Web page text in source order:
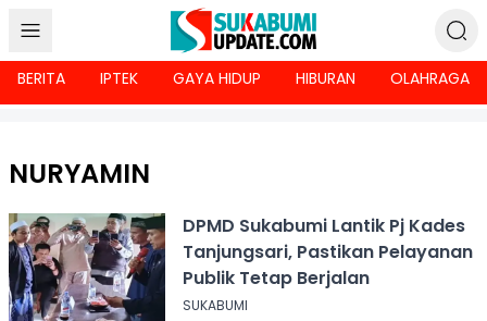
BERITA IPTEK GAYA HIDUP HIBURAN OLAHRAGA
NURYAMIN
DPMD Sukabumi Lantik Pj Kades
Tanjungsari, Pastikan Pelayanan
Publik Tetap Berjalan
SUKABUMI